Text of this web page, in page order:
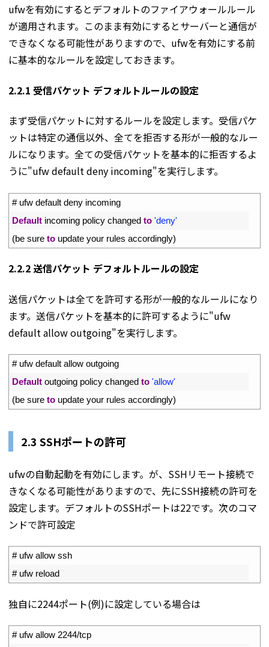
ufwを有効にするとデフォルトのファイアウォールルール
が適用されます。このまま有効にするとサーバーと通信が
できなくなる可能性がありますので、ufwを有効にする前
に基本的なルールを設定しておきます。
2.2.1 受信パケット デフォルトルールの設定
まず受信パケットに対するルールを設定します。受信パケ
ットは特定の通信以外、全てを拒否する形が一般的なルー
ルになります。全ての受信パケットを基本的に拒否するよ
うに"ufw default deny incoming"を実行します。
# ufw default deny incoming
Default incoming policy changed to 'deny'
(be sure to update your rules accordingly)
2.2.2 送信パケット デフォルトルールの設定
送信パケットは全てを許可する形が一般的なルールになり
ます。送信パケットを基本的に許可するように"ufw
default allow outgoing"を実行します。
# ufw default allow outgoing
Default outgoing policy changed to 'allow'
(be sure to update your rules accordingly)
2.3 SSHポートの許可
ufwの自動起動を有効にします。が、SSHリモート接続で
きなくなる可能性がありますので、先にSSH接続の許可を
設定します。デフォルトのSSHポートは22です。次のコマ
ンドで許可設定
# ufw allow ssh
# ufw reload
独自に2244ポート(例)に設定している場合は
# ufw allow 2244/tcp